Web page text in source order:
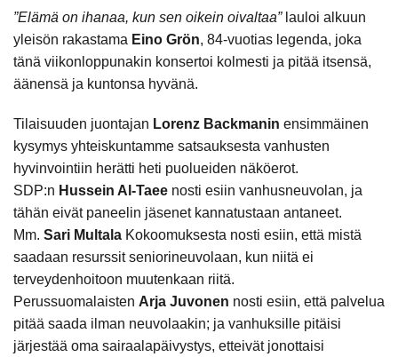
”Elämä on ihanaa, kun sen oikein oivaltaa”lauloi alkuun
yleisön rakastama Eino Grön, 84-vuotias legenda, joka
tänä viikonloppunakin konsertoi kolmesti ja pitää itsensä,
äänensä ja kuntonsa hyvänä.
Tilaisuuden juontajan Lorenz Backmanin ensimmäinen
kysymys yhteiskuntamme satsauksesta vanhusten
hyvinvointiin herätti heti puolueiden näköerot.
SDP:n Hussein Al-Taee nosti esiin vanhusneuvolan, ja
tähän eivät paneelin jäsenet kannatustaan antaneet.
Mm. Sari Multala Kokoomuksesta nosti esiin, että mistä
saadaan resurssit seniorineuvolaan, kun niitä ei
terveydenhoitoon muutenkaan riitä.
Perussuomalaisten Arja Juvonen nosti esiin, että palvelua
pitää saada ilman neuvolaakin; ja vanhuksille pitäisi
järjestää oma sairaalapäivystys, etteivät jonottaisi